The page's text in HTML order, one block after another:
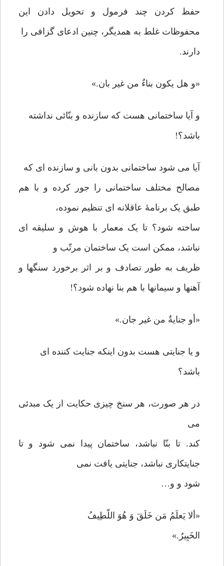
حفظ کردن چند فرمول و تحویل دادن این
محفوظات غلط به همدیگر، چنین ادعای گزافی را
دارند.
«و هل یکون بناءٌ من غیر بان.»
و آیا ساختمانی هست که سازنده و بنّائی نداشته
باشد؟!
آیا می شود ساختمانی بدون بانی و سازنده ای که
مصالح مختلف ساختمانی را جور کرده و با هم
طبق یک برنامۀ عاقلانه ای تنظیم نموده،
ساخته شود؟ تا یک معمار با هوش و سلیقه ای
نباشد، ممکن است یک ساختمان مرتّب و
ظریف به طور تصادف و بر اثر برخورد سنگها و
آهنها و سیمانها با هم بنا نهاده شود؟!
«أو جنایةٌ من غیر جان.»
و یا جنایتی هست بدون اینکه جنایت کننده ای
باشد؟
در هر صورت، هر سنخ چیزی حکایت از یک مبدئی
می
کند. تا بنّا نباشد، ساختمان پیدا نمی شود و تا
جنایتکاری نباشد، جنایتی یافت نمی
شود و و…
«ألا یَعلَمُ مَن خَلَقَ وَ هُوَ اللّطِیفُ
الخَبِیرُ.»